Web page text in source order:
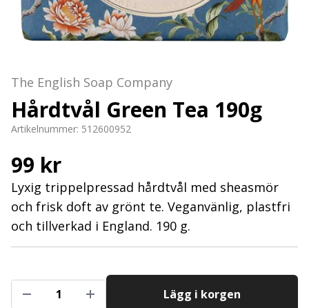
The English Soap Company
Hårdtvål Green Tea 190g
Artikelnummer: 512600952
99 kr
Lyxig trippelpressad hårdtvål med sheasmör
och frisk doft av grönt te. Veganvänlig, plastfri
och tillverkad i England. 190 g.
Lägg i korgen